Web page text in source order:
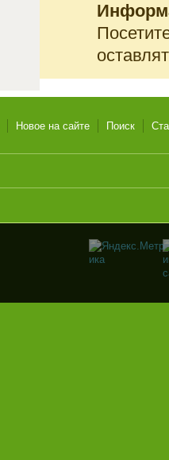
Новое на сайте Поиск